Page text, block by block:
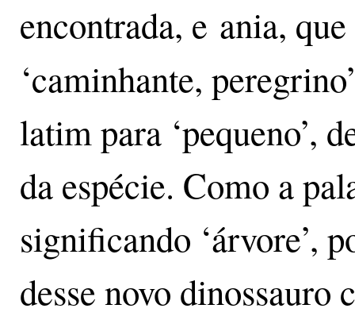
encontrada, e ania,
‘caminhante,
latim para ‘pequeno’,
da espécie. Como a
significando ‘árvore’,
desse novo dinossauro